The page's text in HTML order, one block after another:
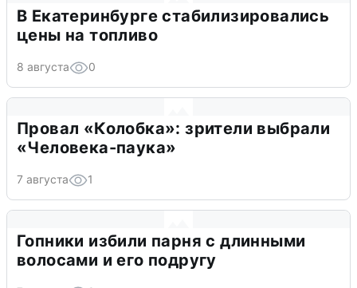
В Екатеринбурге стабилизировались
цены на топливо
8 августа 0
Провал «Колобка»: зрители выбрали
«Человека-паука»
7 августа 1
Гопники избили парня с длинными
волосами и его подругу